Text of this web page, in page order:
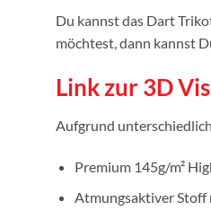
Du kannst das Dart
möchtest, dann kannst
Link zur 3D
Aufgrund
Premium 145g/m²
Atmungsaktiver Stoff